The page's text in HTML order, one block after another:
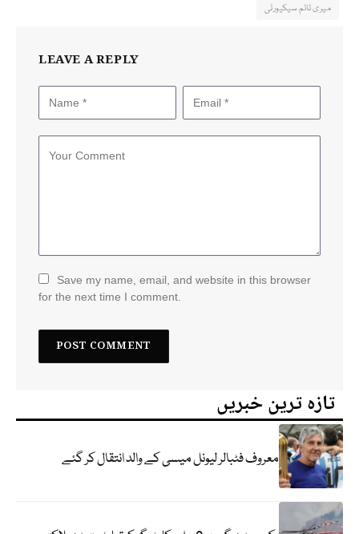
میری ٹائم سیکیورٹی
LEAVE A REPLY
Save my name, email, and website in this browser
for the next time I comment.
تازہ ترین خبریں
معروف فٹبالر لیونل میسی کے والد انتقال کر گئے